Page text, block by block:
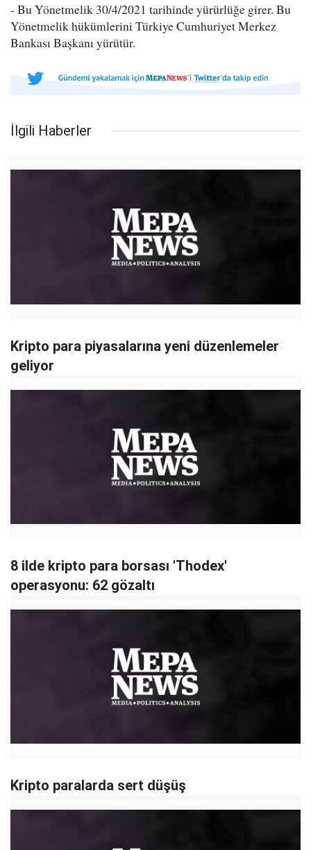
- Bu Yönetmelik 30/4/2021 tarihinde yürürlüğe girer. Bu
Yönetmelik hükümlerini Türkiye Cumhuriyet Merkez
Bankası Başkanı yürütür.
İlgili Haberler
Kripto para piyasalarına yeni düzenlemeler
geliyor
8 ilde kripto para borsası 'Thodex'
operasyonu: 62 gözaltı
Kripto paralarda sert düşüş